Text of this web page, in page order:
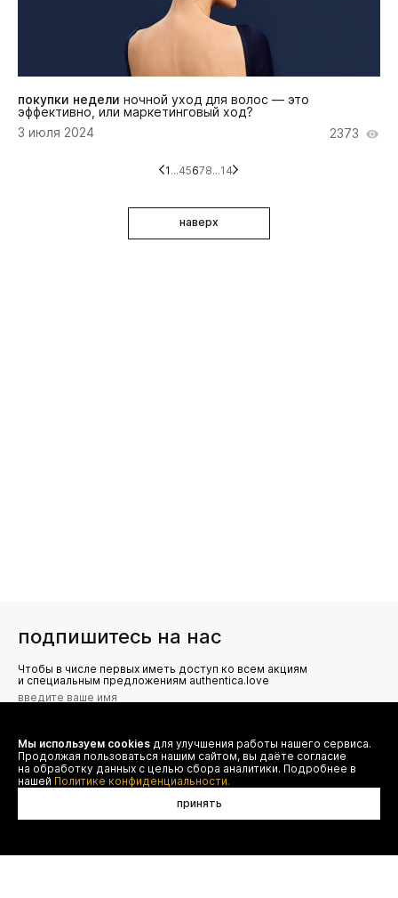
покупки недели ночной уход для волос — это
эффективно, или маркетинговый ход?
3 июля 2024
2373
1 ...45678...14
наверх
подпишитесь на нас
Чтобы в числе первых иметь доступ ко всем акциям
и специальным предложениям authentica.love
Я даю согласие на сбор, обработку и хранение моих
персональных данных (имя, email, телефон) для получения
рекламных и информационных рассылок от ООО 'БТ
Юнайтед', а также ознакомлен(а) с
Политикой конфиденциальности
Мы используем cookies для улучшения работы нашего сервиса.
Продолжая пользоваться нашим сайтом, вы даёте согласие
на обработку данных с целью сбора аналитики. Подробнее в
нашей Политике конфиденциальности.
принять